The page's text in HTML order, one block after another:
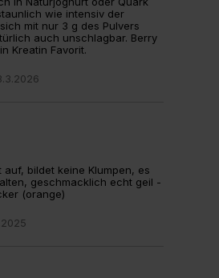
wie intensiv der
mit nur 3 g des Pulvers
auch unschlagbar. Berry
Kreatin Favorit.
bildet keine Klumpen, es
geschmacklich echt geil -
(orange)